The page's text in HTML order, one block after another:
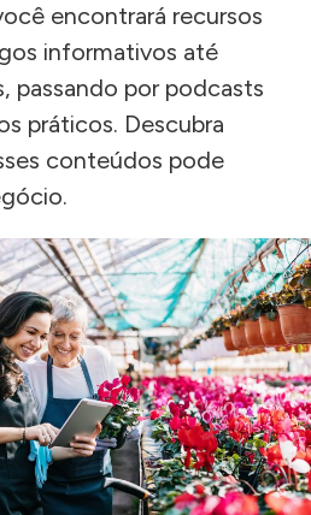
encontrará recursos
informativos até
passando por podcasts
práticos. Descubra
conteúdos pode